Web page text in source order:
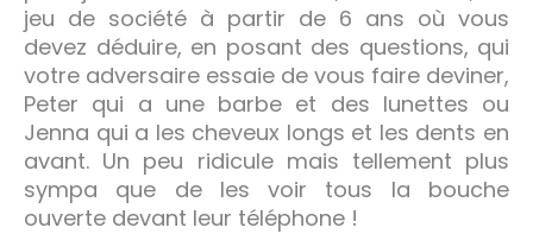
jeu de société à partir de 6 ans où vous
devez déduire, en posant des questions, qui
votre adversaire essaie de vous faire deviner,
Peter qui a une barbe et des lunettes ou
Jenna qui a les cheveux longs et les dents en
avant. Un peu ridicule mais tellement plus
sympa que de les voir tous la bouche
ouverte devant leur téléphone !